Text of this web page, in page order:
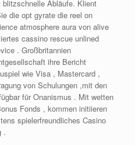
Abläufe. Klient
die opt gyrate die reel on
atmosphere aura von alive
cassino rescue unlined
. Großbritannien
ihre Bericht
wie Visa , Mastercard ,
von Schulungen ,mit den
für Onanismus . Mit wetten
Fonds , kommen initiieren
spielerfreundliches Casino
.